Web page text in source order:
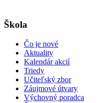
Škola
Čo je nové
Aktuality
Kalendár akcií
Triedy
Učiteľský zbor
Záujmové útvary
Výchovný poradca